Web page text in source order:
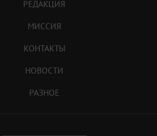
РЕДАКЦИЯ
МИССИЯ
КОНТАКТЫ
НОВОСТИ
РАЗНОЕ